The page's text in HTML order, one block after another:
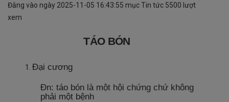
Đăng vào ngày 2025-11-05 16:43:55 mụcTin tức 5500 lượt
xem
TÁO BÓN
Đại cương
Đn: táo bón là một hội chứng chứ không
phải một bệnh